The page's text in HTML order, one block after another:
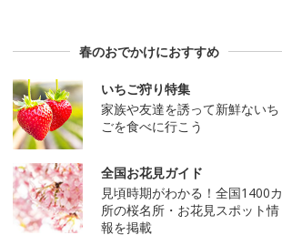
春のおでかけにおすすめ
いちご狩り特集
家族や友達を誘って新鮮ないち
ごを食べに行こう
全国お花見ガイド
見頃時期がわかる！全国1400カ
所の桜名所・お花見スポット情
報を掲載